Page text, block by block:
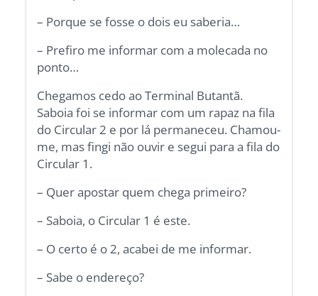
– Porque se fosse o dois eu saberia…
– Prefiro me informar com a molecada no
ponto…
Chegamos cedo ao Terminal Butantã.
Saboia foi se informar com um rapaz na fila
do Circular 2 e por lá permaneceu. Chamou-
me, mas fingi não ouvir e segui para a fila do
Circular 1.
– Quer apostar quem chega primeiro?
– Saboia, o Circular 1 é este.
– O certo é o 2, acabei de me informar.
– Sabe o endereço?